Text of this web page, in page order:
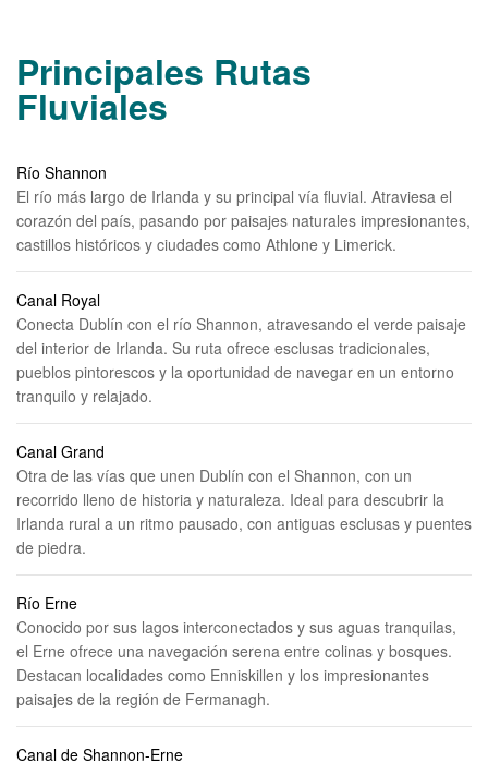
Principales Rutas
Fluviales
Río Shannon
El río más largo de Irlanda y su principal vía fluvial. Atraviesa el
corazón del país, pasando por paisajes naturales impresionantes,
castillos históricos y ciudades como Athlone y Limerick.
Canal Royal
Conecta Dublín con el río Shannon, atravesando el verde paisaje
del interior de Irlanda. Su ruta ofrece esclusas tradicionales,
pueblos pintorescos y la oportunidad de navegar en un entorno
tranquilo y relajado.
Canal Grand
Otra de las vías que unen Dublín con el Shannon, con un
recorrido lleno de historia y naturaleza. Ideal para descubrir la
Irlanda rural a un ritmo pausado, con antiguas esclusas y puentes
de piedra.
Río Erne
Conocido por sus lagos interconectados y sus aguas tranquilas,
el Erne ofrece una navegación serena entre colinas y bosques.
Destacan localidades como Enniskillen y los impresionantes
paisajes de la región de Fermanagh.
Canal de Shannon-Erne